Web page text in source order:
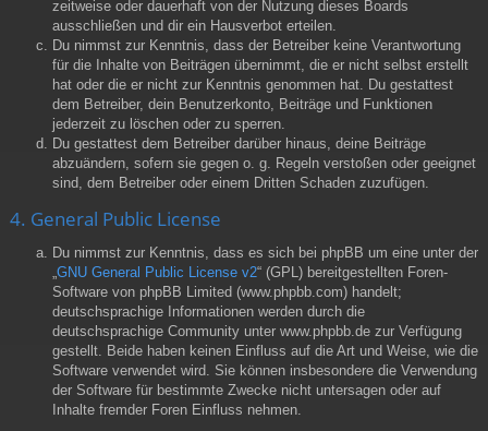
zeitweise oder dauerhaft von der Nutzung dieses Boards
ausschließen und dir ein Hausverbot erteilen.
Du nimmst zur Kenntnis, dass der Betreiber keine Verantwortung
für die Inhalte von Beiträgen übernimmt, die er nicht selbst erstellt
hat oder die er nicht zur Kenntnis genommen hat. Du gestattest
dem Betreiber, dein Benutzerkonto, Beiträge und Funktionen
jederzeit zu löschen oder zu sperren.
Du gestattest dem Betreiber darüber hinaus, deine Beiträge
abzuändern, sofern sie gegen o. g. Regeln verstoßen oder geeignet
sind, dem Betreiber oder einem Dritten Schaden zuzufügen.
4. General Public License
Du nimmst zur Kenntnis, dass es sich bei phpBB um eine unter der
GNU General Public License v2“ (GPL) bereitgestellten Foren-
Software von phpBB Limited (www.phpbb.com) handelt;
deutschsprachige Informationen werden durch die
deutschsprachige Community unter www.phpbb.de zur Verfügung
gestellt. Beide haben keinen Einfluss auf die Art und Weise, wie die
Software verwendet wird. Sie können insbesondere die Verwendung
der Software für bestimmte Zwecke nicht untersagen oder auf
Inhalte fremder Foren Einfluss nehmen.